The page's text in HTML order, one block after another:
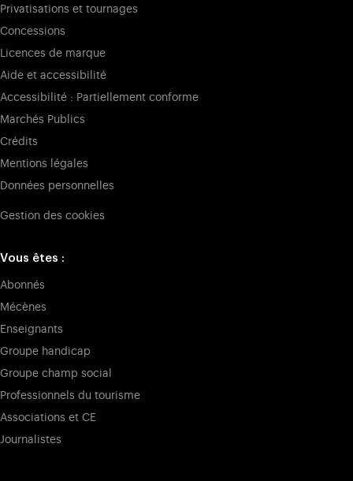
Privatisations et tournages
Concessions
Licences de marque
Aide et accessibilité
Accessibilité : Partiellement conforme
Marchés Publics
Crédits
Mentions légales
Données personnelles
Gestion des cookies
Vous êtes :
Abonnés
Mécènes
Enseignants
Groupe handicap
Groupe champ social
Professionnels du tourisme
Associations et CE
Journalistes